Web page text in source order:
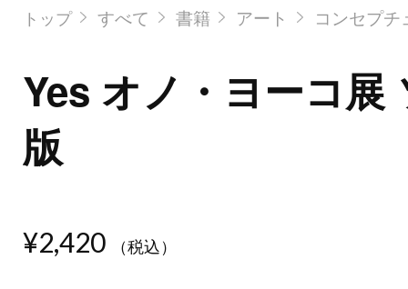
トップ すべて 書籍 アート コンセプ
Yes オノ・ヨーコ展
版
¥2,420 （税込）